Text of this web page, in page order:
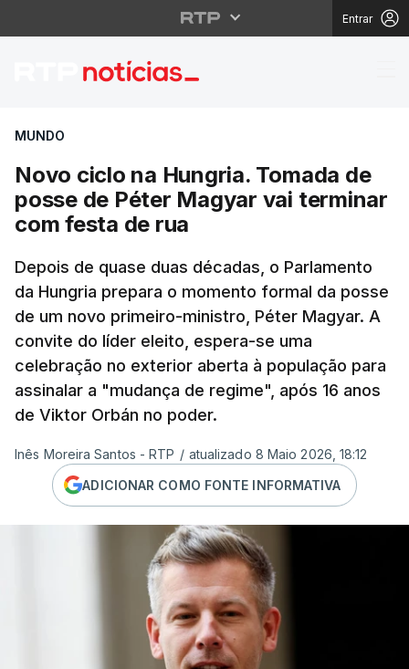
Entrar
Novo ciclo na
MUNDO
Novo ciclo na Hungria. Tomada de
posse de Péter Magyar vai terminar
com festa de rua
Depois de quase duas décadas, o Parlamento
da Hungria prepara o momento formal da posse
de um novo primeiro-ministro, Péter Magyar. A
convite do líder eleito, espera-se uma
celebração no exterior aberta à população para
assinalar a "mudança de regime", após 16 anos
de Viktor Orbán no poder.
Inês Moreira Santos - RTP / atualizado 8 Maio 2026, 18:12
ADICIONAR COMO FONTE INFORMATIVA